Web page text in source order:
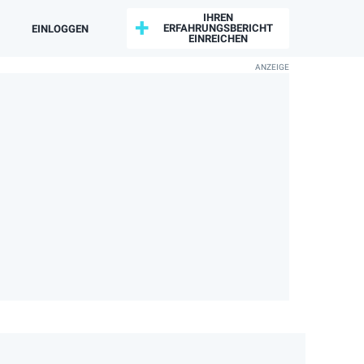
EINLOGGEN
IHREN
ERFAHRUNGSBERICHT
EINREICHEN